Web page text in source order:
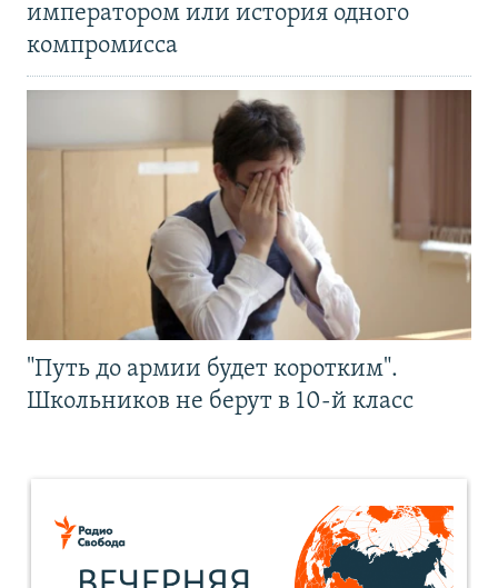
императором или история одного
компромисса
"Путь до армии будет коротким".
Школьников не берут в 10-й класс